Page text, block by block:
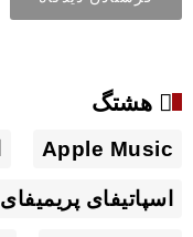
هشتگ
Apple Music
اسپاتیفای پریمیفای